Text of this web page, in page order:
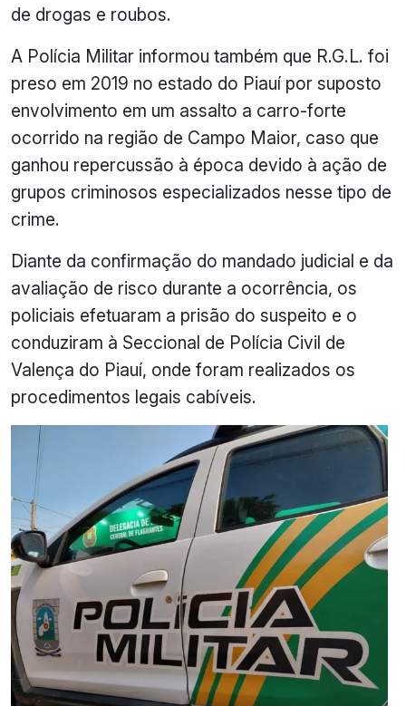
de drogas e roubos.
A Polícia Militar informou também que R.G.L. foi
preso em 2019 no estado do Piauí por suposto
envolvimento em um assalto a carro-forte
ocorrido na região de Campo Maior, caso que
ganhou repercussão à época devido à ação de
grupos criminosos especializados nesse tipo de
crime.
Diante da confirmação do mandado judicial e da
avaliação de risco durante a ocorrência, os
policiais efetuaram a prisão do suspeito e o
conduziram à Seccional de Polícia Civil de
Valença do Piauí, onde foram realizados os
procedimentos legais cabíveis.